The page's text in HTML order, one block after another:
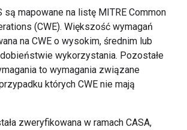
są mapowane na listę MITRE Common
(CWE). Większość wymagań
na CWE o wysokim, średnim lub
wykorzystania. Pozostałe
to wymagania związane
których CWE nie mają
zweryfikowana w ramach CASA,